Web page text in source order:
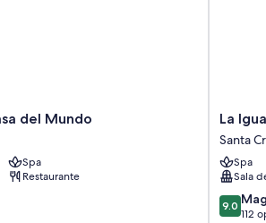
Hotel Isla Verde cuentan con amenidades
disfrutarás incluyen:
y servicio de limpieza diario
del Mundo
Spa
Restaurante
La
Iguana
Perdida
-
Hostel
Santa
Cruz
La
Santa
Spa
Sala
9.0
de
9.0
112